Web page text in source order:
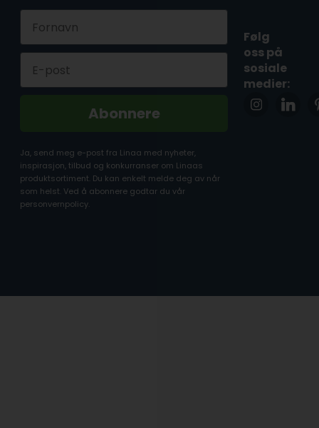
Abonnere
Ja, send meg e-post fra Linaa med nyheter,
inspirasjon, tilbud og konkurranser om Linaas
produktsortiment. Du kan enkelt melde deg av når
som helst. Ved å abonnere godtar du vår
personvernpolicy.
Følg
oss på
sosiale
medier: